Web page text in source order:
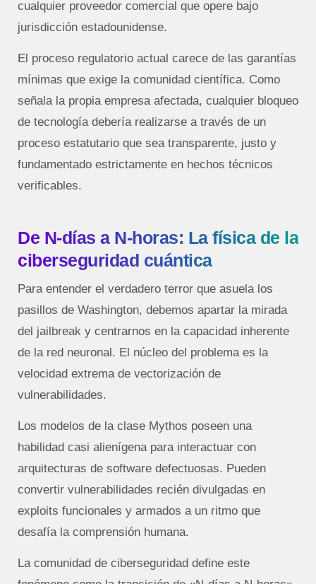
cualquier proveedor comercial que opere bajo
jurisdicción estadounidense.
El proceso regulatorio actual carece de las garantías
mínimas que exige la comunidad científica. Como
señala la propia empresa afectada, cualquier bloqueo
de tecnología debería realizarse a través de un
proceso estatutario que sea transparente, justo y
fundamentado estrictamente en hechos técnicos
verificables.
De N-días a N-horas: La física de la
ciberseguridad cuántica
Para entender el verdadero terror que asuela los
pasillos de Washington, debemos apartar la mirada
del jailbreak y centrarnos en la capacidad inherente
de la red neuronal. El núcleo del problema es la
velocidad extrema de vectorización de
vulnerabilidades.
Los modelos de la clase Mythos poseen una
habilidad casi alienígena para interactuar con
arquitecturas de software defectuosas. Pueden
convertir vulnerabilidades recién divulgadas en
exploits funcionales y armados a un ritmo que
desafía la comprensión humana.
La comunidad de ciberseguridad define este